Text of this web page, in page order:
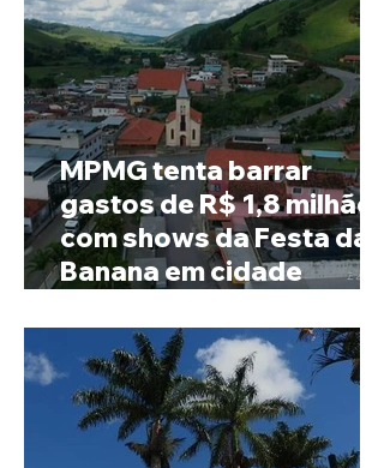
MPMG tenta barrar
gastos de R$ 1,8 milhão
com shows da Festa da
Banana em cidade
4 mil habitantes